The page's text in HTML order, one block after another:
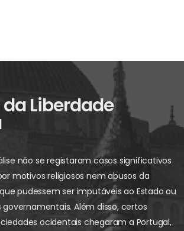
Liberdade
não se registaram casos significativos
motivos religiosos nem abusos da
pudessem ser imputáveis ao Estado ou
Além disso, certos
ocidentais chegaram a Portugal,